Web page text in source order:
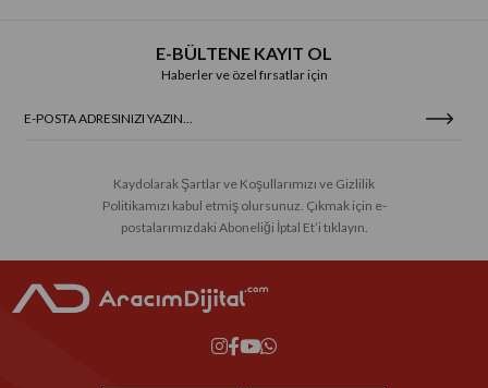
E-BÜLTENE KAYIT OL
Haberler ve özel fırsatlar için
Kaydolarak Şartlar ve Koşullarımızı ve Gizlilik
Politikamızı kabul etmiş olursunuz. Çıkmak için e-
postalarımızdaki Aboneliği İptal Et’i tıklayın.